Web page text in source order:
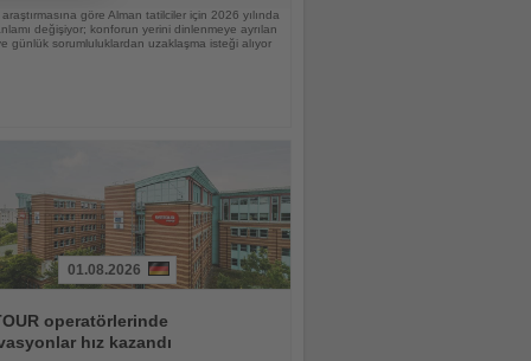
göre Alman tatilciler için 2026 yılında
değişiyor; konforun yerini dinlenmeye ayrılan
günlük sorumluluklardan uzaklaşma isteği alıyor
01.08.2026
operatörlerinde
hız kazandı